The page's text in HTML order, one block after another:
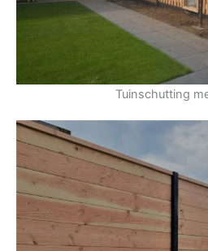
Tuinschutting